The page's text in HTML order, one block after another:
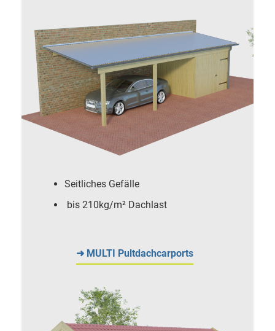
Seitliches Gefälle
bis 210kg/m² Dachlast
➜ MULTI Pultdachcarports